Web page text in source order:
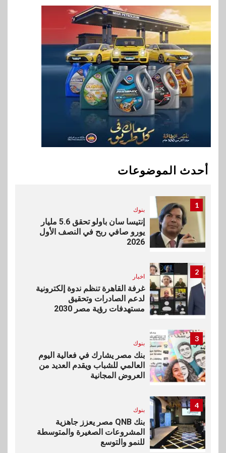
أحدث الموضوعات
8
اخبار
بيان توضيحي صادر عن شركة
ناتجاس
9
سوق وصلة
vivo تشعل المنافسة في مصر
مع إطلاق Y500 المزود ببطارية
بسعة 8100 مللي أمبير
بنوك تأمين
تحالفًا استراتيجيًا لتقديم حلول
تأمينية متكاملة لعملاء البنك
1
بنوك
إنتيسا سان باولو تحقق 5.6 مليار
يورو صافي ربح في النصف الأول
2026
2
اخبار
غرفة القاهرة تنظم ندوة إلكترونية
لدعم الصادرات وتحقيق
مستهدفات رؤية مصر 2030
3
بنوك
بنك مصر يشارك في فعالية اليوم
العالمي للشباب ويقدم العديد من
العروض المجانية
4
بنوك
بنك QNB مصر يعزز جاهزية
المشروعات الصغيرة والمتوسطة
للنمو والتوسع